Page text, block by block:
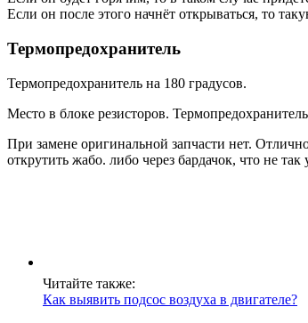
Если он после этого начнёт открываться, то
Термопредохранитель
Термопредохранитель на 180 градусов.
Место в блоке резисторов. Термопредохранитель
При замене оригинальной запчасти нет.
открутить жабо. либо через бардачок, что не так
Читайте также:
Как выявить подсос воздуха в двигателе?